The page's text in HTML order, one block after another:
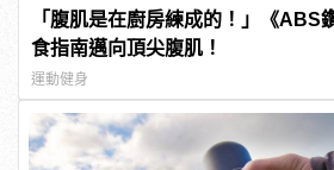
「腹肌是在廚房練成的！」《ABS
食指南邁向頂尖腹肌！
運動健身